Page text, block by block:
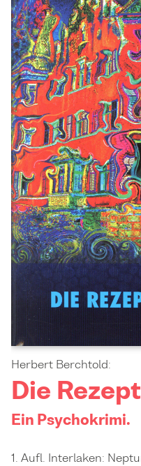
Herbert Berchtold:
Die
Ein Psychokrimi.
1. Aufl. Interlaken: